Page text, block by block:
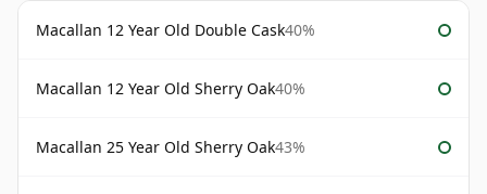
Macallan 12 Year Old Double Cask40%
Macallan 12 Year Old Sherry Oak40%
Macallan 25 Year Old Sherry Oak43%